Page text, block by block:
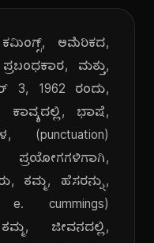
ಅಮೆರಿಕದ,
ಮತ್ತು,
3, 1962 ರಂದು,
ಕಾವ್ಯದಲ್ಲಿ, ಭಾಷೆ,
ತಮ್ಮ, ಹೆಸರನ್ನು,
cummings)
ಜೀವನದಲ್ಲಿ,